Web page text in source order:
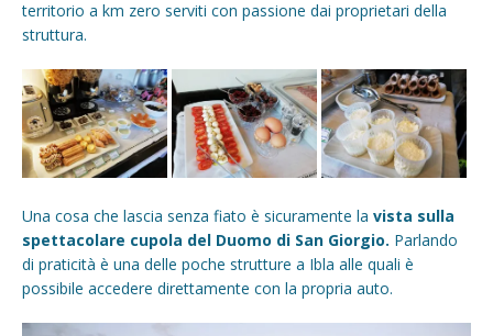
territorio a km zero serviti con passione dai proprietari della
struttura.
Una cosa che lascia senza fiato è sicuramente la vista sulla
spettacolare cupola del Duomo di San Giorgio. Parlando
di praticità è una delle poche strutture a Ibla alle quali è
possibile accedere direttamente con la propria auto.